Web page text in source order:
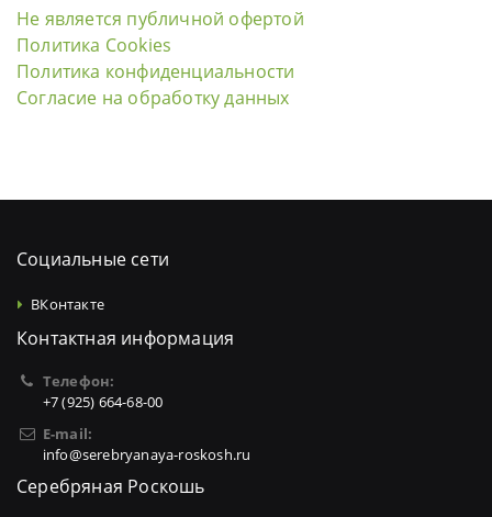
Не является публичной офертой
Политика Cookies
Политика конфиденциальности
Согласие на обработку данных
Социальные сети
ВКонтакте
Контактная информация
Телефон:
+7 (925) 664-68-00
E-mail:
info@serebryanaya-roskosh.ru
Серебряная Роскошь